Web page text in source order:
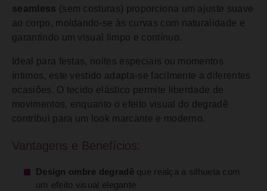
seamless (sem costuras) proporciona um ajuste suave
ao corpo, moldando-se às curvas com naturalidade e
garantindo um visual limpo e contínuo.
Ideal para festas, noites especiais ou momentos
íntimos, este vestido adapta-se facilmente a diferentes
ocasiões. O tecido elástico permite liberdade de
movimentos, enquanto o efeito visual do degradê
contribui para um look marcante e moderno.
Vantagens e Benefícios:
Design ombre degradê que realça a silhueta com
um efeito visual elegante